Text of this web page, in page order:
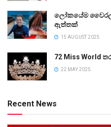
ලෝකයේම වෛරල්
ඇත්තක්
15 AUGUST 2025
72 Miss World
22 MAY 2025
Recent News